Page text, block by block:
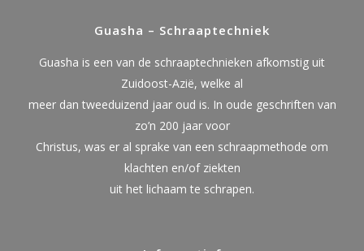
Guasha – Schraaptechniek
Guasha is een van de schraaptechnieken afkomstig uit
Zuidoost-Azië, welke al
meer dan tweeduizend jaar oud is. In oude geschriften van
zo’n 200 jaar voor
Christus, was er al sprake van een schraapmethode om
klachten en/of ziekten
uit het lichaam te schrapen.